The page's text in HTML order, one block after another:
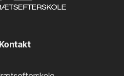
eksempler på fysiske og
Kontakt